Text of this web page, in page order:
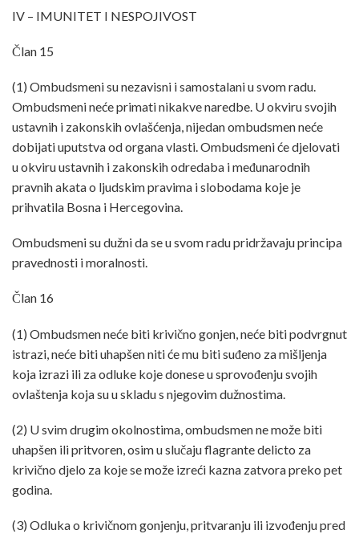
IV – IMUNITET I NESPOJIVOST
Član 15
(1) Ombudsmeni su nezavisni i samostalani u svom radu.
Ombudsmeni neće primati nikakve naredbe. U okviru svojih
ustavnih i zakonskih ovlašćenja, nijedan ombudsmen neće
dobijati uputstva od organa vlasti. Ombudsmeni će djelovati
u okviru ustavnih i zakonskih odredaba i međunarodnih
pravnih akata o ljudskim pravima i slobodama koje je
prihvatila Bosna i Hercegovina.
Ombudsmeni su dužni da se u svom radu pridržavaju principa
pravednosti i moralnosti.
Član 16
(1) Ombudsmen neće biti krivično gonjen, neće biti podvrgnut
istrazi, neće biti uhapšen niti će mu biti suđeno za mišljenja
koja izrazi ili za odluke koje donese u sprovođenju svojih
ovlaštenja koja su u skladu s njegovim dužnostima.
(2) U svim drugim okolnostima, ombudsmen ne može biti
uhapšen ili pritvoren, osim u slučaju flagrante delicto za
krivično djelo za koje se može izreći kazna zatvora preko pet
godina.
(3) Odluka o krivičnom gonjenju, pritvaranju ili izvođenju pred